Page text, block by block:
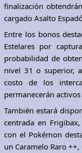
finalización
cargado Asalto
Entre los bonos
Estelares por
probabilidad de
nivel 31 o superior,
costo de los
permanecerán
También estará
centrada en
con el Pokémon
un Caramelo Raro